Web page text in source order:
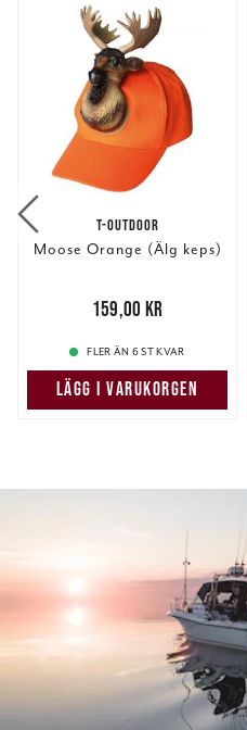
T-OUTDOOR
Moose Orange (Älg keps)
159,00 kr
159,00 kr
FLER ÄN 6 ST KVAR
LÄGG I VARUKORGEN